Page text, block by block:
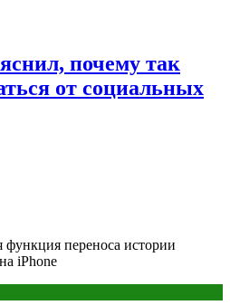
почему так
от социальных
функция переноса истории
iPhone